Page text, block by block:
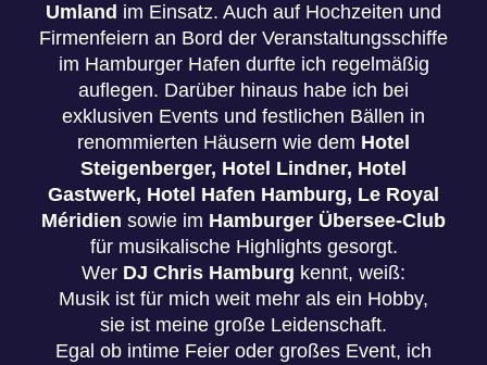
Umland im Einsatz. Auch auf Hochzeiten und
Firmenfeiern an Bord der Veranstaltungsschiffe
im Hamburger Hafen durfte ich regelmäßig
auflegen. Darüber hinaus habe ich bei
exklusiven Events und festlichen Bällen in
renommierten Häusern wie dem Hotel
Steigenberger, Hotel Lindner, Hotel
Gastwerk, Hotel Hafen Hamburg, Le Royal
Méridien sowie im Hamburger Übersee-Club
für musikalische Highlights gesorgt.
Wer DJ Chris Hamburg kennt, weiß:
Musik ist für mich weit mehr als ein Hobby,
sie ist meine große Leidenschaft.
Egal ob intime Feier oder großes Event, ich